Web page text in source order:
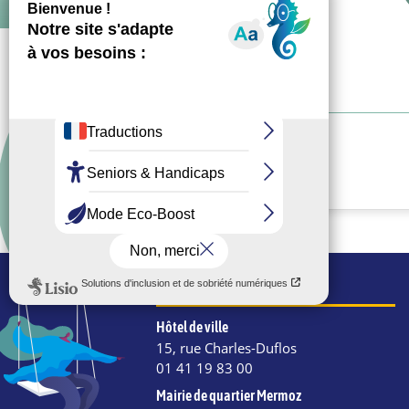
COORDONNÉES
Hôtel de ville
15, rue Charles-Duflos
01 41 19 83 00
Mairie de quartier Mermoz